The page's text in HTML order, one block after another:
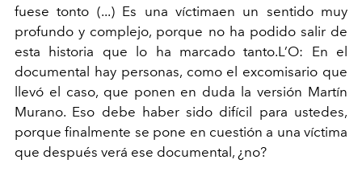
fuese tonto (...) Es una víctimaen un sentido muy
profundo y complejo, porque no ha podido salir de
esta historia que lo ha marcado tanto.L’O: En el
documental hay personas, como el excomisario que
llevó el caso, que ponen en duda la versión Martín
Murano. Eso debe haber sido difícil para ustedes,
porque finalmente se pone en cuestión a una víctima
que después verá ese documental, ¿no?